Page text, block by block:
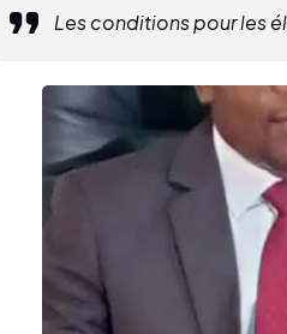
Les conditions pour les